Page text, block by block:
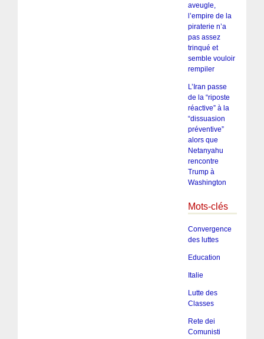
aveugle,
l’empire de la
piraterie n’a
pas assez
trinqué et
semble vouloir
rempiler
L’Iran passe
de la “riposte
réactive” à la
“dissuasion
préventive”
alors que
Netanyahu
rencontre
Trump à
Washington
Mots-clés
Convergence
des luttes
Education
Italie
Lutte des
Classes
Rete dei
Comunisti